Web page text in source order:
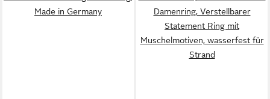
Made in Germany
Damenring, Verstellbarer
Statement Ring mit
Muschelmotiven, wasserfest für
Strand